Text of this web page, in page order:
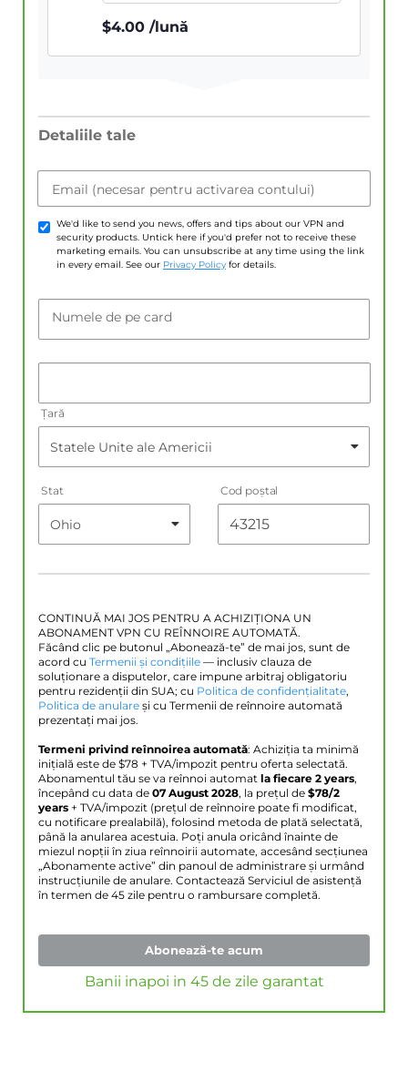
$4.00 /lună
Detaliile tale
Email (necesar pentru activarea contului)
We'd like to send you news, offers and tips about our VPN and
security products. Untick here if you'd prefer not to receive these
marketing emails. You can unsubscribe at any time using the link
in every email. See our Privacy Policy for details.
Numele de pe card
Țară
Stat Cod poştal
CONTINUĂ MAI JOS PENTRU A ACHIZIȚIONA UN
ABONAMENT VPN CU REÎNNOIRE AUTOMATĂ.
Făcând clic pe butonul „Abonează-te” de mai jos, sunt de
acord cu Termenii și condițiile — inclusiv clauza de
soluționare a disputelor, care impune arbitraj obligatoriu
pentru rezidenții din SUA; cu Politica de confidențialitate,
Politica de anulare și cu Termenii de reînnoire automată
prezentați mai jos.
Termeni privind reînnoirea automată: Achiziția ta minimă
inițială este de $78 + TVA/impozit pentru oferta selectată.
Abonamentul tău se va reînnoi automat la fiecare 2 years,
începând cu data de 07 August 2028, la prețul de $78/2
years + TVA/impozit (prețul de reînnoire poate fi modificat,
cu notificare prealabilă), folosind metoda de plată selectată,
până la anularea acestuia. Poți anula oricând înainte de
miezul nopții în ziua reînnoirii automate, accesând secțiunea
„Abonamente active” din panoul de administrare și urmând
instrucțiunile de anulare. Contactează Serviciul de asistență
în termen de 45 zile pentru o rambursare completă.
Abonează-te acum
Banii inapoi in 45 de zile garantat